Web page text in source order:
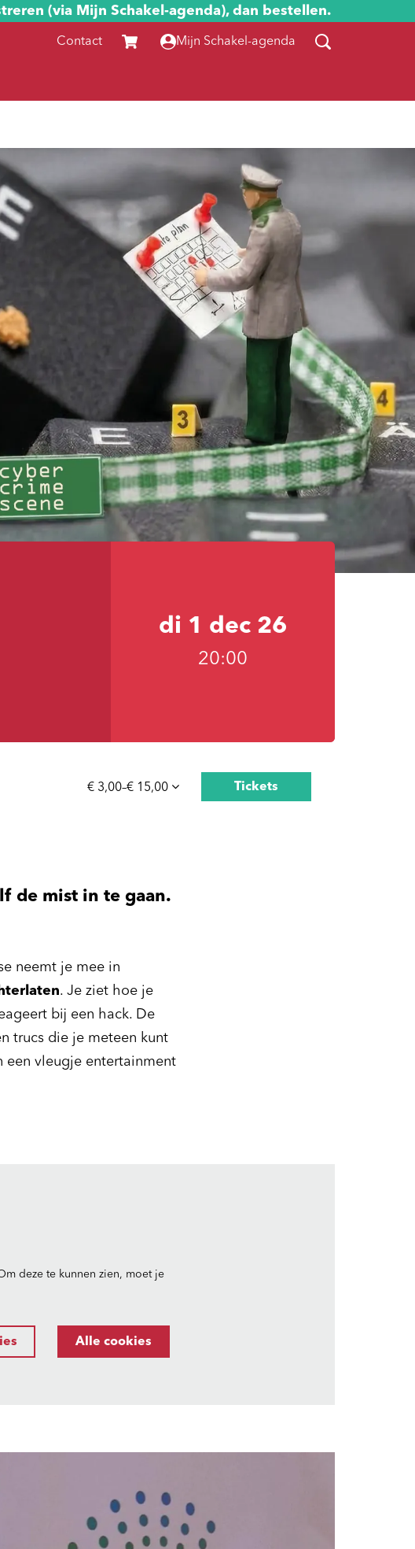
(via Mijn Schakel-agenda), dan bestellen.
Contact Mijn Schakel-agenda
di 1 dec 26
20:00
€ 3,00–€ 15,00 Tickets
de mist in te gaan.
neemt je mee in
. Je ziet hoe je
bij een hack. De
trucs die je meteen kunt
een vleugje entertainment
deze te kunnen zien, moet je
Alle cookies